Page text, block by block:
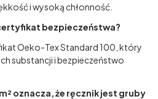
i wysoką chłonność.
bezpieczeństwa?
Oeko-Tex Standard 100, który
substancji i bezpieczeństwo
oznacza, że ręcznik jest gruby